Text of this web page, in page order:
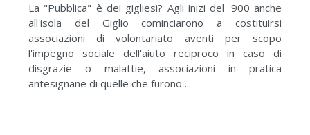
La "Pubblica" è dei gigliesi? Agli inizi del '900 anche
all'isola del Giglio cominciarono a costituirsi
associazioni di volontariato aventi per scopo
l'impegno sociale dell'aiuto reciproco in caso di
disgrazie o malattie, associazioni in pratica
antesignane di quelle che furono ...